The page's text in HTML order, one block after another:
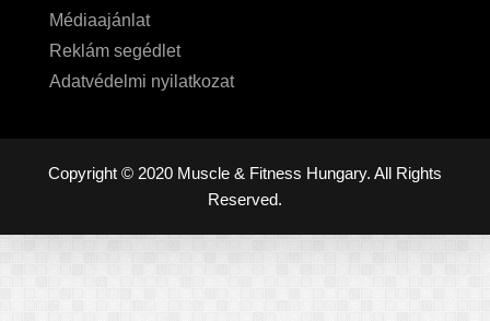
Médiaajánlat
Reklám segédlet
Adatvédelmi nyilatkozat
Copyright © 2020 Muscle & Fitness Hungary. All Rights
Reserved.